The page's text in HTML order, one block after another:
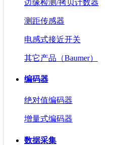
边缘检测/拷贝计数器
测距传感器
电感式接近开关
其它产品（Baumer）
编码器
绝对值编码器
增量式编码器
数据采集